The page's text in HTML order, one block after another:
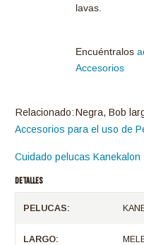
lavas.
Encuéntralos
Accesorios
Relacionado:Negra, Bob
Accesorios para el uso de
Cuidado pelucas Kanekalon
DETALLES
PELUCAS:
LARGO: